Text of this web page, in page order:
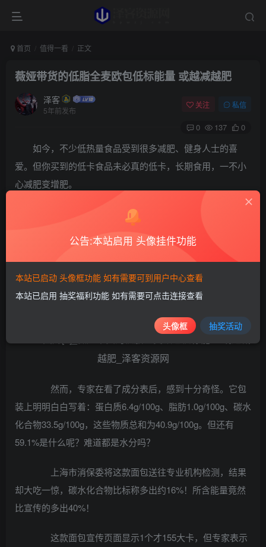
首页 值得一看 正文
薇娅带货的低脂全麦欧包低标能量 或越减越肥
泽客
5年前发布
关注 私信
0 137 0
如今，不少低热量食品受到很多减肥、健身人士的喜
爱。但你买到的低卡食品未必真的低卡，长期食用，一不小
心减肥变增肥。
据上海市消保委8月30日消息，近日，上海市消保
委对号称全麦面包销售额第一、薇娅带货的田园主义低脂全
麦欧包送往专业机构检测发现，碳水化合物比标称多出约
这款“田园主义低脂全麦欧包”号称销售第一，主播
薇娅、丁香医生都推荐过，看上去非常健康。
然而，专家在看了成分表后，感到十分奇怪。它包
装上明明白白写着：蛋白质6.4g/100g、脂肪1.0g/100g、碳水
化合物33.5g/100g，这些物质总和为40.9g/100g。但还有
59.1%是什么呢？难道都是水分吗？
上海市消保委将这款面包送往专业机构检测，结果
却大吃一惊，碳水化合物比标称多出约16%！所含能量竟然
比宣传的多出40%！
这款面包宣传页面显示1个才155大卡，但专家表示
公告:本站启用 头像挂件功能
本站已启动 头像框功能 如有需要可到用户中心查看
本站已启用 抽奖福利功能 如有需要可点击连接查看
头像框 抽奖活动